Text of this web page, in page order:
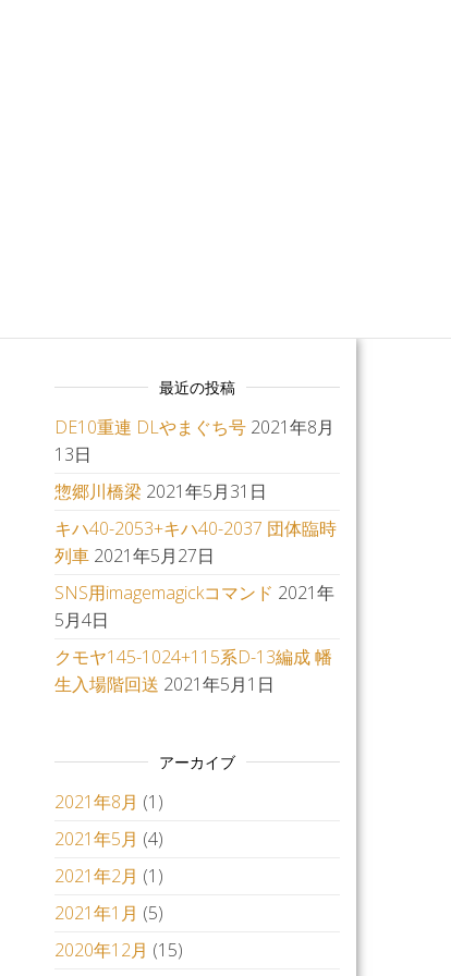
最近の投稿
DE10重連 DLやまぐち号 2021年8月
13日
惣郷川橋梁 2021年5月31日
キハ40-2053+キハ40-2037 団体臨時
列車 2021年5月27日
SNS用imagemagickコマンド 2021年
5月4日
クモヤ145-1024+115系D-13編成 幡
生入場階回送 2021年5月1日
アーカイブ
2021年8月 (1)
2021年5月 (4)
2021年2月 (1)
2021年1月 (5)
2020年12月 (15)